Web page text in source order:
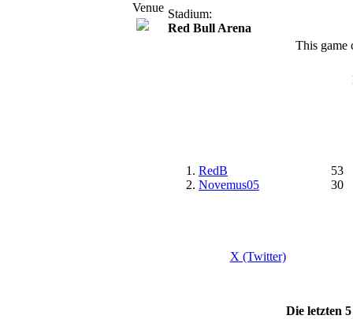
Venue Stadium:
Red Bull Arena
This game
1. RedB
53
2. Novemus05 30
X (Twitter)
Die letzten